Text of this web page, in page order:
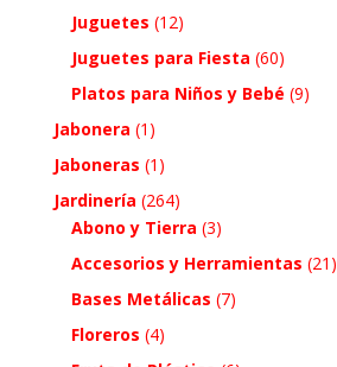
Juguetes (12)
Juguetes para Fiesta (60)
Platos para Niños y Bebé (9)
Jabonera (1)
Jaboneras (1)
Jardinería (264)
Abono y Tierra (3)
Accesorios y Herramientas (21)
Bases Metálicas (7)
Floreros (4)